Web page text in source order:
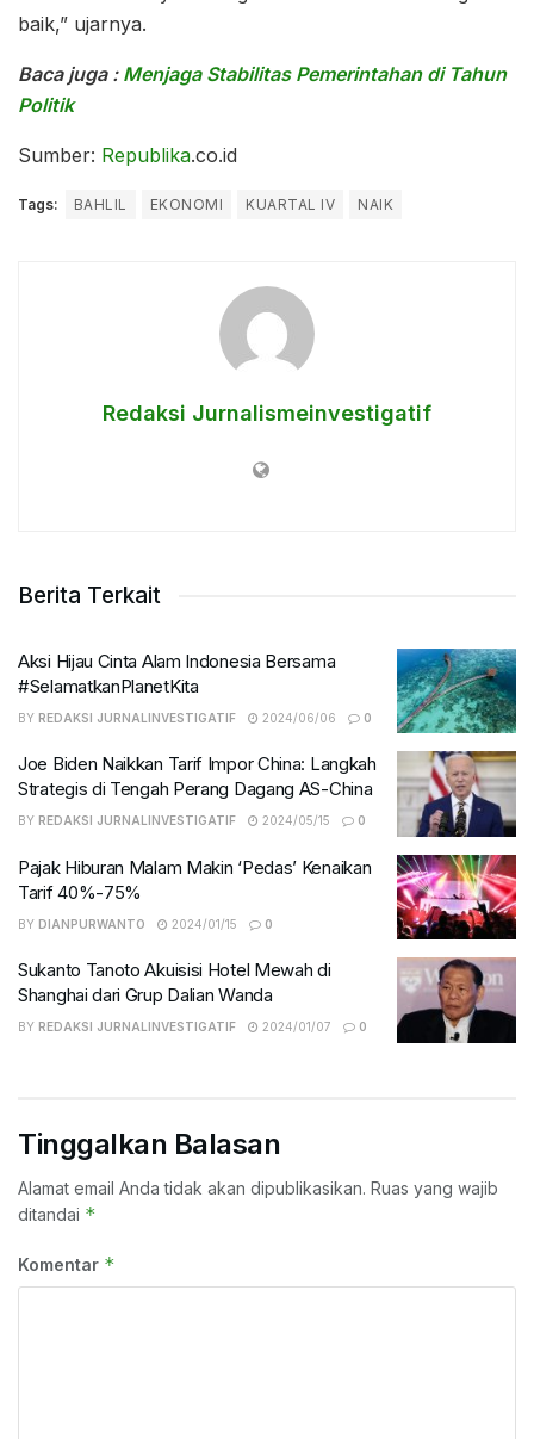
baik,” ujarnya.
Baca juga : Menjaga Stabilitas Pemerintahan di Tahun
Politik
Sumber: Republika.co.id
Tags: BAHLIL EKONOMI KUARTAL IV NAIK
Redaksi Jurnalismeinvestigatif
Berita Terkait
Aksi Hijau Cinta Alam Indonesia Bersama
#SelamatkanPlanetKita
BY REDAKSI JURNALINVESTIGATIF 2024/06/06 0
Joe Biden Naikkan Tarif Impor China: Langkah
Strategis di Tengah Perang Dagang AS-China
BY REDAKSI JURNALINVESTIGATIF 2024/05/15 0
Pajak Hiburan Malam Makin ‘Pedas’ Kenaikan
Tarif 40%-75%
BY DIANPURWANTO 2024/01/15 0
Sukanto Tanoto Akuisisi Hotel Mewah di
Shanghai dari Grup Dalian Wanda
BY REDAKSI JURNALINVESTIGATIF 2024/01/07 0
Tinggalkan Balasan
Alamat email Anda tidak akan dipublikasikan. Ruas yang wajib
ditandai *
Komentar *